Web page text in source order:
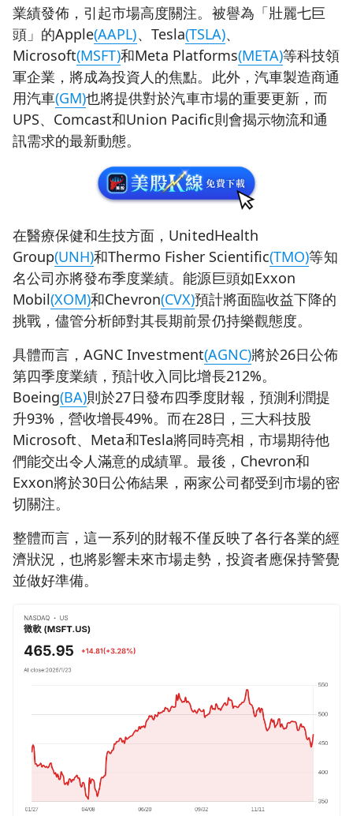
業績發佈，引起市場高度關注。被譽為「壯麗七巨
頭」的Apple(AAPL)、Tesla(TSLA)、
Microsoft(MSFT)和Meta Platforms(META)等科技領
軍企業，將成為投資人的焦點。此外，汽車製造商通
用汽車(GM)也將提供對於汽車市場的重要更新，而
UPS、Comcast和Union Pacific則會揭示物流和通
訊需求的最新動態。
在醫療保健和生技方面，UnitedHealth
Group(UNH)和Thermo Fisher Scientific(TMO)等知
名公司亦將發布季度業績。能源巨頭如Exxon
Mobil(XOM)和Chevron(CVX)預計將面臨收益下降的
挑戰，儘管分析師對其長期前景仍持樂觀態度。
具體而言，AGNC Investment(AGNC)將於26日公佈
第四季度業績，預計收入同比增長212%。
Boeing(BA)則於27日發布四季度財報，預測利潤提
升93%，營收增長49%。而在28日，三大科技股
Microsoft、Meta和Tesla將同時亮相，市場期待他
們能交出令人滿意的成績單。最後，Chevron和
Exxon將於30日公佈結果，兩家公司都受到市場的密
切關注。
整體而言，這一系列的財報不僅反映了各行各業的經
濟狀況，也將影響未來市場走勢，投資者應保持警覺
並做好準備。